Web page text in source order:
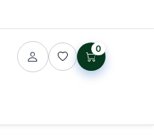
0